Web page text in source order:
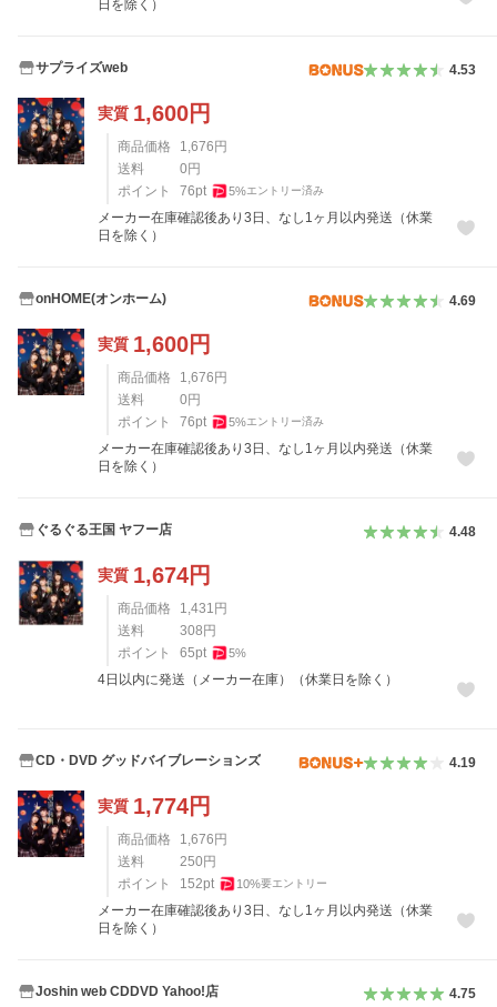
日を除く）
サプライズweb 4.53
実質 1,600円
商品価格 1,676 円
送料
0 円
ポイント
76pt 5%エントリー済み
メーカー在庫確認後あり3日、なし1ヶ月以内発送（休業
日を除く）
onHOME(オンホーム) 4.69
実質 1,600円
商品価格 1,676 円
送料
0 円
ポイント
76pt 5%エントリー済み
メーカー在庫確認後あり3日、なし1ヶ月以内発送（休業
日を除く）
ぐるぐる王国 ヤフー店 4.48
実質 1,674円
商品価格 1,431 円
送料
308 円
ポイント
65pt 5%
4日以内に発送（メーカー在庫）（休業日を除く）
CD・DVD グッドバイブレーションズ 4.19
実質 1,774円
商品価格 1,676 円
送料
250 円
ポイント
152pt 10%要エントリー
メーカー在庫確認後あり3日、なし1ヶ月以内発送（休業
日を除く）
Joshin web CDDVD Yahoo!店 4.75